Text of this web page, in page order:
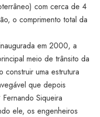
com cerca de 4
o comprimento total da
em 2000, a
meio de trânsito da
construir uma estrutura
que depois
Siqueira
ele, os engenheiros